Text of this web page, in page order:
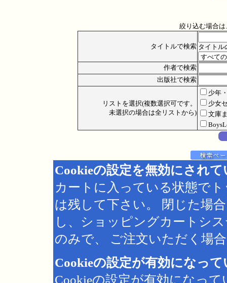
絞り込む場合
タイトルで検索 タイトル
作者で検索
出版社で検索
リストを選択(複数選択可です。
未選択の場合は全リストから)
少年
少女
文庫
Cookieの設定を無効にされ
カートに入っている状態で
は残して下さい。 閉じた場
し、ショッピングカートシ
のみで、 ご注文いただく場
Cookieの設定が有効になっ
Cookieの設定が有効になっ